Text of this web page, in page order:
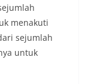
menakuti
sejumlah
untuk